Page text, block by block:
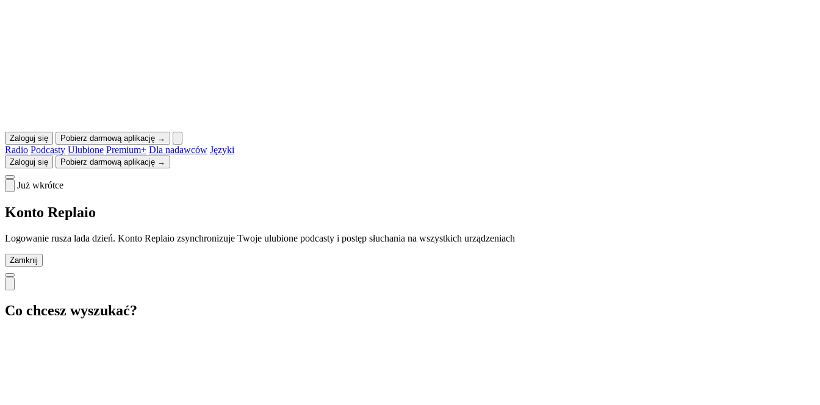
Zaloguj się Pobierz darmową aplikację →
Radio Podcasty Ulubione Premium+ Dla nadawców Języki
Zaloguj się Pobierz darmową aplikację →
Już wkrótce
Konto Replaio
Logowanie rusza lada dzień. Konto Replaio zsynchronizuje Twoje ulubione podcasty i postęp słuchania na wszystkich urządzeniach
Zamknij
Co chcesz wyszukać?